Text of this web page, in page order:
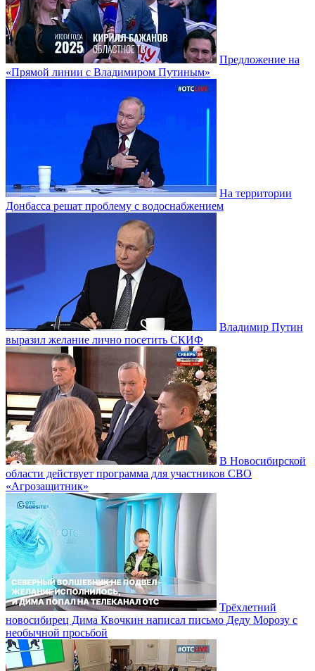
Предложение на
«Прямой линии с Владимиром Путиным»
На территории
Донбасса решат проблему с водоснабжением
Владимир Путин
выразил желание лично посетить СКИФ
В Новосибирской
области действует программа для участников СВО
«Агрозащитник»
Трёхлетний
новосибирец Дима Квочкин написал письмо Деду Морозу с
необычной просьбой